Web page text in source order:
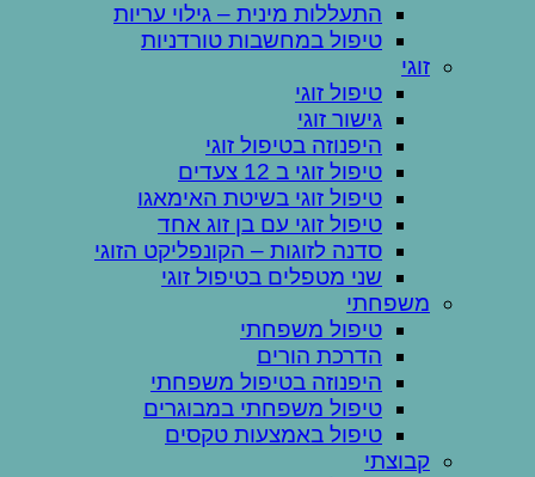
התעללות מינית – גילוי עריות
טיפול במחשבות טורדניות
זוגי
טיפול זוגי
גישור זוגי
היפנוזה בטיפול זוגי
טיפול זוגי ב 12 צעדים
טיפול זוגי בשיטת האימאגו
טיפול זוגי עם בן זוג אחד
סדנה לזוגות – הקונפליקט הזוגי
שני מטפלים בטיפול זוגי
משפחתי
טיפול משפחתי
הדרכת הורים
היפנוזה בטיפול משפחתי
טיפול משפחתי במבוגרים
טיפול באמצעות טקסים
קבוצתי